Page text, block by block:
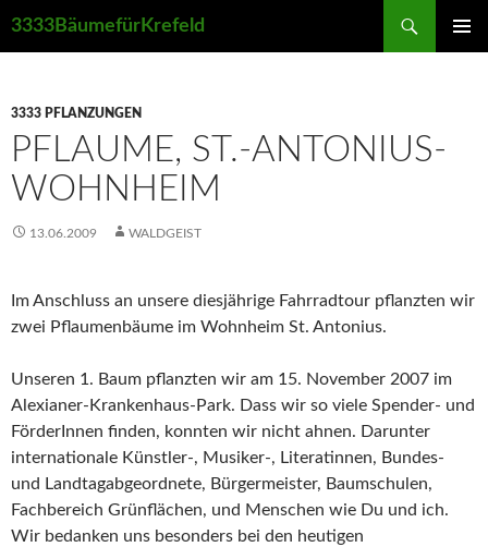
3333BäumefürKrefeld
3333 PFLANZUNGEN
PFLAUME, ST.-ANTONIUS-
WOHNHEIM
13.06.2009 WALDGEIST
Im Anschluss an unsere diesjährige Fahrradtour pflanzten wir
zwei Pflaumenbäume im Wohnheim St. Antonius.
Unseren 1. Baum pflanzten wir am 15. November 2007 im
Alexianer-Krankenhaus-Park. Dass wir so viele Spender- und
FörderInnen finden, konnten wir nicht ahnen. Darunter
internationale Künstler-, Musiker-, Literatinnen, Bundes-
und Landtagabgeordnete, Bürgermeister, Baumschulen,
Fachbereich Grünflächen, und Menschen wie Du und ich.
Wir bedanken uns besonders bei den heutigen